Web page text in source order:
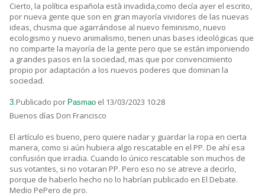
Cierto, la política española està invadida,como decía ayer el escrito,
por nueva gente que son en gran mayoría vividores de las nuevas
ideas, chusma que agarrándose al nuevo feminismo, nuevo
ecologismo y nuevo animalismo, tienen unas bases ideológicas que
no comparte la mayoría de la gente pero que se están imponiendo
a grandes pasos en la sociedad, mas que por convencimiento
propio por adaptación a los nuevos poderes que dominan la
sociedad.
3.Publicado por Pasmao el 13/03/2023 10:28
Buenos días Don Francisco
El artículo es bueno, pero quiere nadar y guardar la ropa en cierta
manera, como si aún hubiera algo rescatable en el PP. De ahí esa
confusión que irradia. Cuando lo único rescatable son muchos de
sus votantes, si no votaran PP. Pero eso no se atreve a decirlo,
porque de haberlo hecho no lo habrían publicado en El Debate.
Medio PePero de pro.